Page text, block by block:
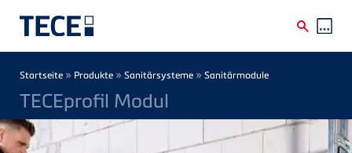
Breadcrumb
Startseite » Produkte » Sanitärsysteme » Sanitärmodule
TECEprofil Modul